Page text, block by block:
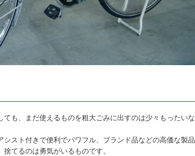
も、まだ使えるものを粗大ごみに出すのは少々もったいな
スト付きで便利でパワフル、ブランド品などの高価な製品
てるのは勇気がいるものです。